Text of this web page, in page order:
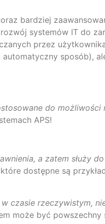
bardziej
systemów IT do
przez
sposób),
do możliwości
APS!
a zatem służy
dostępne są
czasie rzeczywistym,
może być powszechny